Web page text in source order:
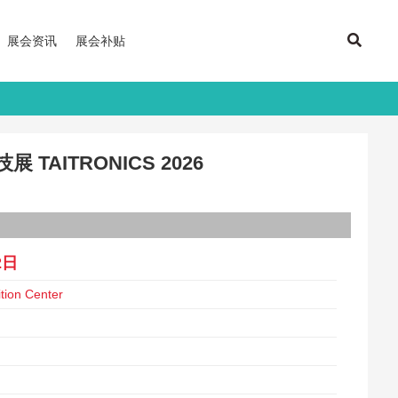
展会资讯 展会补贴
展 TAITRONICS 2026
Center